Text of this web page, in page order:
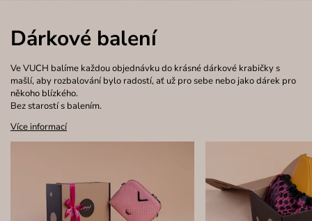
Dárkové balení
Ve VUCH balíme každou objednávku do krásné dárkové krabičky s
mašlí, aby rozbalování bylo radostí, ať už pro sebe nebo jako dárek pro
někoho blízkého.
Bez starostí s balením.
Více informací